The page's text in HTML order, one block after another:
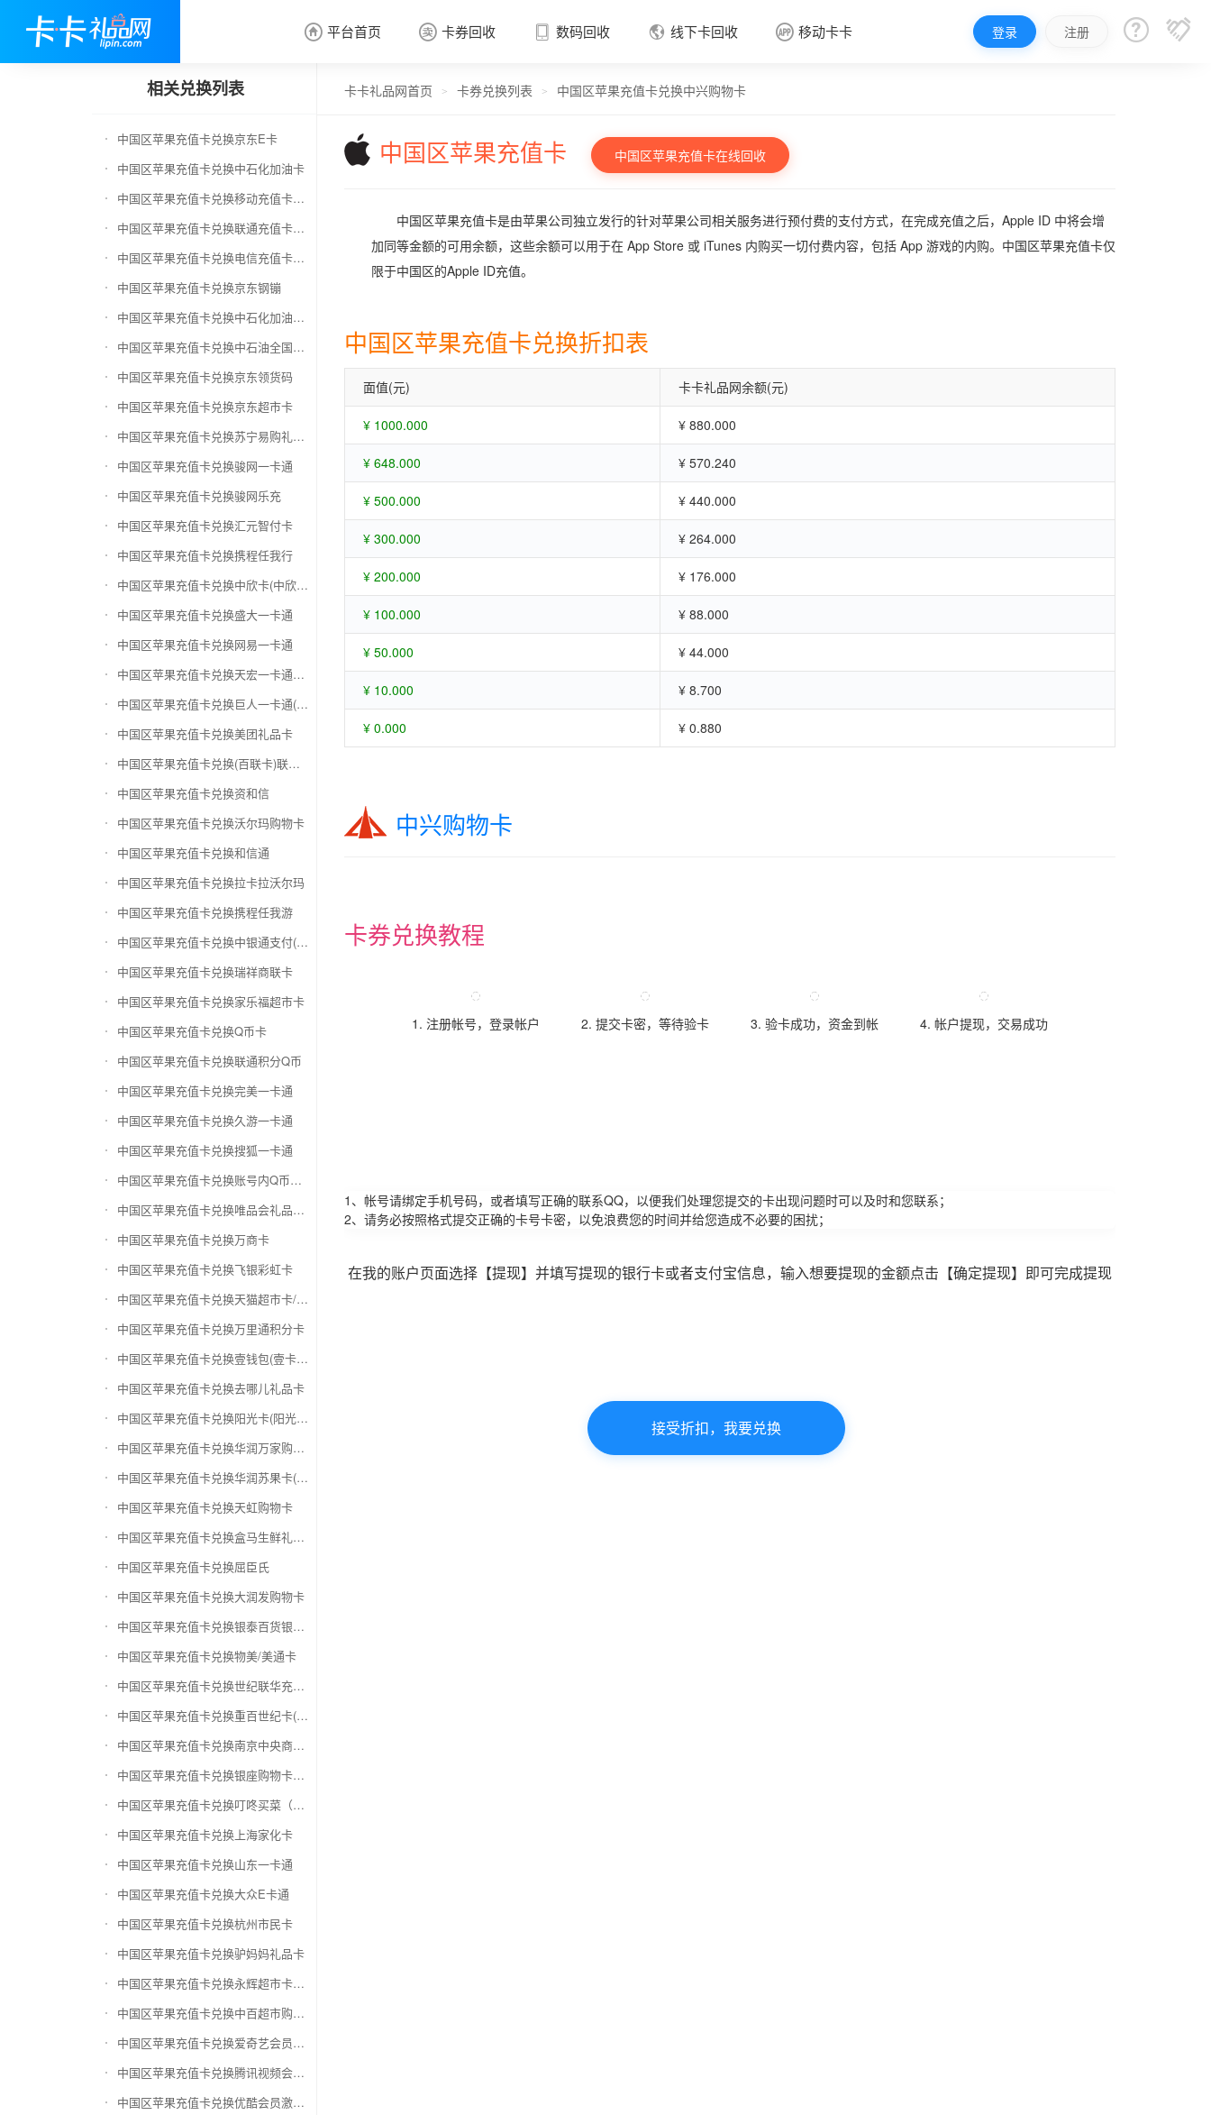
 平台首页  卡券回收
 卡券回收
 数码回收  线下卡回收  移动卡卡 登录 注册  
相关兑换列表
中国区苹果充值卡兑换京东E卡
中国区苹果充值卡兑换中石化加油卡
中国区苹果充值卡兑换移动充值卡（面值千万别选错）
中国区苹果充值卡兑换联通充值卡（面值千万别选错）
中国区苹果充值卡兑换电信充值卡（面值千万别选错）
中国区苹果充值卡兑换京东钢镚
中国区苹果充值卡兑换中石化加油卡无卡号（面值千万别选错）
中国区苹果充值卡兑换中石油全国充值卡
中国区苹果充值卡兑换京东领货码
中国区苹果充值卡兑换京东超市卡
中国区苹果充值卡兑换苏宁易购礼品卡
中国区苹果充值卡兑换骏网一卡通
中国区苹果充值卡兑换骏网乐充
中国区苹果充值卡兑换汇元智付卡
中国区苹果充值卡兑换携程任我行
中国区苹果充值卡兑换中欣卡(中欣通卡)
中国区苹果充值卡兑换盛大一卡通
中国区苹果充值卡兑换网易一卡通
中国区苹果充值卡兑换天宏一卡通（易冲天宏卡）
中国区苹果充值卡兑换巨人一卡通(征途卡)
中国区苹果充值卡兑换美团礼品卡
中国区苹果充值卡兑换(百联卡)联华ok卡
中国区苹果充值卡兑换资和信
中国区苹果充值卡兑换沃尔玛购物卡
中国区苹果充值卡兑换和信通
中国区苹果充值卡兑换拉卡拉沃尔玛
中国区苹果充值卡兑换携程任我游
中国区苹果充值卡兑换中银通支付(银联购物卡)
中国区苹果充值卡兑换瑞祥商联卡
中国区苹果充值卡兑换家乐福超市卡
中国区苹果充值卡兑换Q币卡
中国区苹果充值卡兑换联通积分Q币
中国区苹果充值卡兑换完美一卡通
中国区苹果充值卡兑换久游一卡通
中国区苹果充值卡兑换搜狐一卡通
中国区苹果充值卡兑换账号内Q币寄售（维护中）
中国区苹果充值卡兑换唯品会礼品卡(唯品卡)
中国区苹果充值卡兑换万商卡
中国区苹果充值卡兑换飞银彩虹卡
中国区苹果充值卡兑换天猫超市卡/享淘卡
中国区苹果充值卡兑换万里通积分卡
中国区苹果充值卡兑换壹钱包(壹卡会)
中国区苹果充值卡兑换去哪儿礼品卡
中国区苹果充值卡兑换阳光卡(阳光爱车)
中国区苹果充值卡兑换华润万家购物卡
中国区苹果充值卡兑换华润苏果卡(苏果超市卡)（维护 请暂停提交）
中国区苹果充值卡兑换天虹购物卡
中国区苹果充值卡兑换盒马生鲜礼品卡
中国区苹果充值卡兑换屈臣氏
中国区苹果充值卡兑换大润发购物卡
中国区苹果充值卡兑换银泰百货银泰卡
中国区苹果充值卡兑换物美/美通卡
中国区苹果充值卡兑换世纪联华充值卡(杭州联华)
中国区苹果充值卡兑换重百世纪卡(重庆百货)
中国区苹果充值卡兑换南京中央商场购物卡
中国区苹果充值卡兑换银座购物卡（黑卡）
中国区苹果充值卡兑换叮咚买菜（限通用礼品卡）
中国区苹果充值卡兑换上海家化卡
中国区苹果充值卡兑换山东一卡通
中国区苹果充值卡兑换大众E卡通
中国区苹果充值卡兑换杭州市民卡
中国区苹果充值卡兑换驴妈妈礼品卡
中国区苹果充值卡兑换永辉超市卡（限实体卡）
中国区苹果充值卡兑换中百超市购物卡
中国区苹果充值卡兑换爱奇艺会员激活码
中国区苹果充值卡兑换腾讯视频会员激活码
中国区苹果充值卡兑换优酷会员激活码
卡卡礼品网首页 > 卡券兑换列表 > 中国区苹果充值卡兑换中兴购物卡
中国区苹果充值卡 中国区苹果充值卡在线回收
中国区苹果充值卡是由苹果公司独立发行的针对苹果公司相关服务进行预付费的支付方式，在完成充值之后，Apple ID 中将会增
加同等金额的可用余额，这些余额可以用于在 App Store 或 iTunes 内购买一切付费内容，包括 App 游戏的内购。中国区苹果充值卡仅
限于中国区的Apple ID充值。
中国区苹果充值卡兑换折扣表
面值(元) 卡卡礼品网余额(元)
¥ 1000.000 ¥ 880.000
¥ 648.000 ¥ 570.240
¥ 500.000 ¥ 440.000
¥ 300.000 ¥ 264.000
¥ 200.000 ¥ 176.000
¥ 100.000 ¥ 88.000
¥ 50.000 ¥ 44.000
¥ 10.000 ¥ 8.700
¥ 0.000 ¥ 0.880
中兴购物卡
卡券兑换教程
1. 注册帐号，登录帐户 2. 提交卡密，等待验卡 3. 验卡成功，资金到帐 4. 帐户提现，交易成功
1、帐号请绑定手机号码，或者填写正确的联系QQ，以便我们处理您提交的卡出现问题时可以及时和您联系；
2、请务必按照格式提交正确的卡号卡密，以免浪费您的时间并给您造成不必要的困扰；
在我的账户页面选择【提现】并填写提现的银行卡或者支付宝信息，输入想要提现的金额点击【确定提现】即可完成提现
接受折扣，我要兑换